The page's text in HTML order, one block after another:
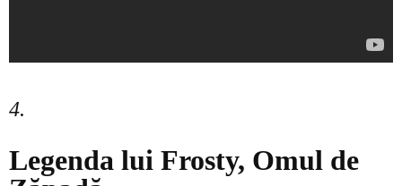
4.
Legenda lui Frosty, Omul de